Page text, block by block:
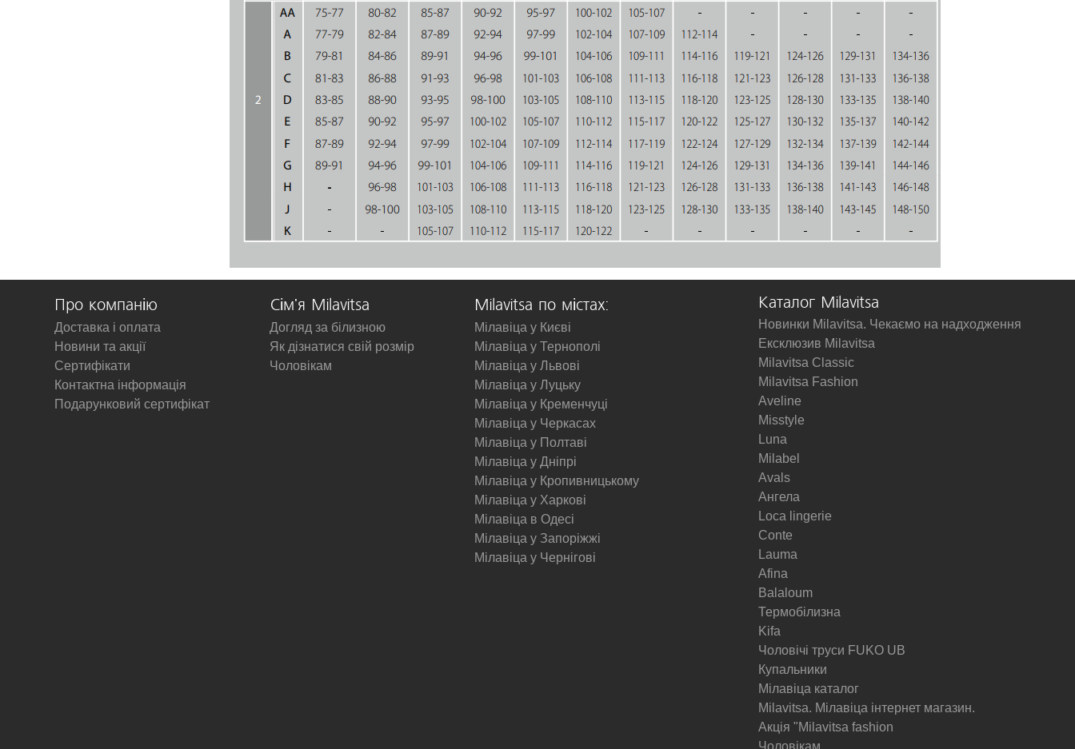
Про компанію
Доставка і оплата
Новини та акції
Сертифікати
Контактна інформація
Подарунковий сертифікат
Сім'я Milavitsa
Догляд за білизною
Як дізнатися свій розмір
Чоловікам
Milavitsa по містах:
Мілавіца у Києві
Мілавіца у Тернополі
Мілавіца у Львові
Мілавіца у Луцьку
Мілавіца у Кременчуці
Мілавіца у Черкасах
Мілавіца у Полтаві
Мілавіца у Дніпрі
Мілавіца у Кропивницькому
Мілавіца у Харкові
Мілавіца в Одесі
Мілавіца у Запоріжжі
Мілавіца у Чернігові
Каталог Milavitsa
Новинки Milavitsa. Чекаємо на надходження
Ексклюзив Milavitsa
Milavitsa Classic
Milavitsa Fashion
Aveline
Misstyle
Luna
Milabel
Avals
Ангела
Loca lingerie
Conte
Lauma
Afina
Balaloum
Термобілизна
Kifa
Чоловічі труси FUKO UB
Купальники
Мілавіца каталог
Milavitsa. Мілавіца інтернет магазин.
Акція "Milavitsa fashion
Чоловікам